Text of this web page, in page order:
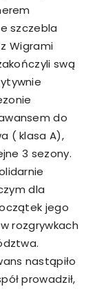
szczebla
Wigrami
swą
do
( klasa A),
3 sezony.
dla
jego
rozgrywkach
nastąpiło
prowadził,